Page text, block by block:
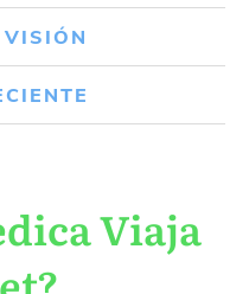
Viaja